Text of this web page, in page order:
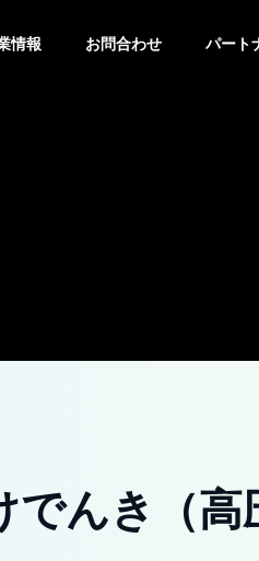
情報 お問合わせ パート
でんき（高